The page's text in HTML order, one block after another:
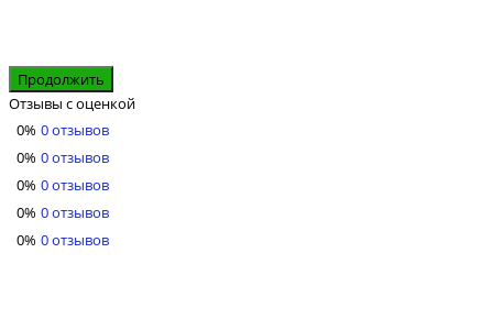
Продолжить
Отзывы с оценкой
0% 0 отзывов
0% 0 отзывов
0% 0 отзывов
0% 0 отзывов
0% 0 отзывов